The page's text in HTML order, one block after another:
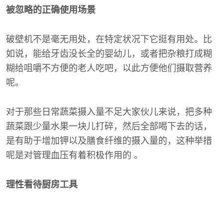
被忽略的正确使用场景
破壁机不是毫无用处，在特定状况下它挺有用处。比
如说，能给牙齿没长全的婴幼儿，或者把杂粮打成糊
糊给咀嚼不方便的老人吃吧，以此方便他们摄取营养
呢。
对于那些日常蔬菜摄入量不足大家伙儿来说，把多种
蔬菜跟少量水果一块儿打碎，然后全部喝下去的话，
是有助于增加钾以及膳食纤维的摄入量的，这种举措
呢是对管理血压有着积极作用的 。
理性看待厨房工具